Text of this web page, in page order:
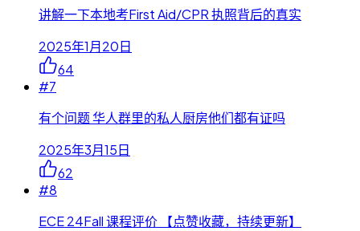
讲解一下本地考First Aid/CPR 执照背后的真实
2025年1月20日
64
#7
有个问题 华人群里的私人厨房他们都有证吗
2025年3月15日
62
#8
ECE 24Fall 课程评价 【点赞收藏，持续更新】